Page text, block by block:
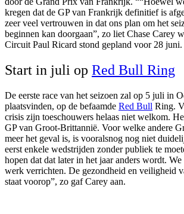
kregen dat de GP van Frankrijk definitief is
zeer veel vertrouwen in dat ons plan om het
beginnen kan doorgaan”, zo liet Chase Carey
Circuit Paul Ricard stond gepland voor 28 juni.
Start in juli op Red Bull Ring
De eerste race van het seizoen zal op 5 juli in
plaatsvinden, op de befaamde Red Bull Ring.
crisis zijn toeschouwers helaas niet welkom.
GP van Groot-Brittannië. Voor welke andere
meer het geval is, is vooralsnog nog niet
eerst enkele wedstrijden zonder publiek te
hopen dat dat later in het jaar anders wordt.
werk verrichten. De gezondheid en veiligheid
staat voorop”, zo gaf Carey aan.